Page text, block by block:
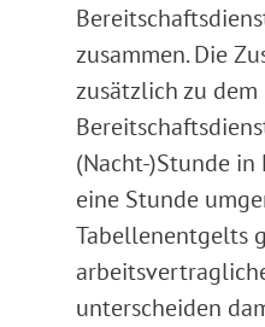
zusammen. Die
zusätzlich zu dem
(Nacht-)Stunde in
eine Stunde
Tabellenentgelts
unterscheiden